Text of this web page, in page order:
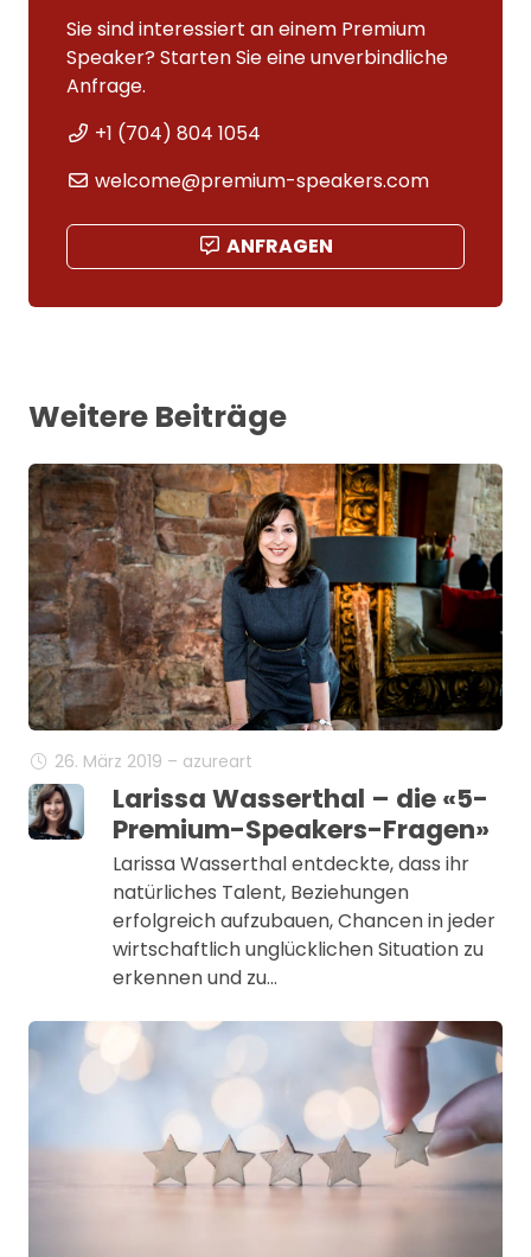
Sie sind interessiert an einem Premium
Speaker? Starten Sie eine unverbindliche
Anfrage.
+1 (704) 804 1054
welcome@premium-speakers.com
ANFRAGEN
Weitere Beiträge
26. März 2019 – azureart
Larissa Wasserthal – die «5-
Premium-Speakers-Fragen»
Larissa Wasserthal entdeckte, dass ihr
natürliches Talent, Beziehungen
erfolgreich aufzubauen, Chancen in jeder
wirtschaftlich unglücklichen Situation zu
erkennen und zu…